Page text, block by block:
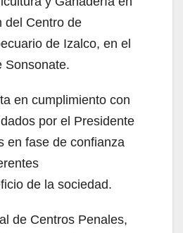
del Centro de
de Izalco, en el
Sonsonate.
en cumplimiento con
por el Presidente
en fase de confianza
de la sociedad.
de Centros Penales,